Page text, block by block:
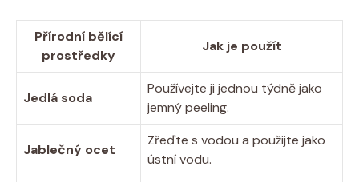
Přírodní bělící
prostředky
Jak je použít
Jedlá soda
Používejte ji jednou týdně jako
jemný peeling.
Jablečný ocet
Zřeďte s vodou a použijte jako
ústní vodu.